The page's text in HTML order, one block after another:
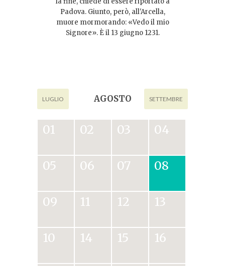
Padova. Giunto, però, all'Arcella,
muore mormorando: «Vedo il mio
Signore». È il 13 giugno 1231.
AGOSTO
LUGLIO SETTEMBRE
01 02 03 04
05 06 07 08
09 11 12 13
10 14 15 16